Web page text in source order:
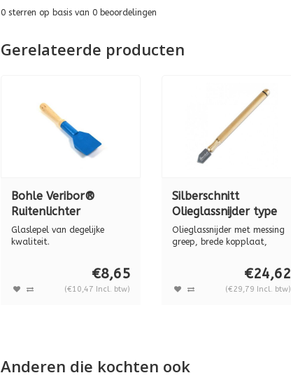
0sterren op basis van 0beoordelingen
Gerelateerde producten
Bohle Veribor®
Ruitenlichter
Premium, kunststof
met houten heft BO
Glaslepel van degelijke
kwaliteit.
€8,65
(€10,47 Incl. btw)
Silberschnitt
Olieglassnijder type
5000 met messing
greep BO 5000.0
Olieglassnijder met messing
greep, brede kopplaat,
€24,62
(€29,79 Incl. btw)
Anderen die kochten ook